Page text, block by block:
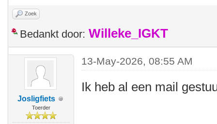
Zoek
Bedankt door: Willeke_IGKT
Josligfiets
Toerder
13-May-2026, 08:55 AM
Ik heb al een mail